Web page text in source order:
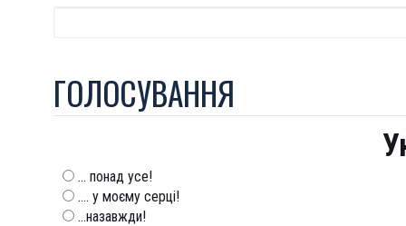
ГОЛОСУВАННЯ
... понад усе!
.... у моєму серці!
...назавжди!